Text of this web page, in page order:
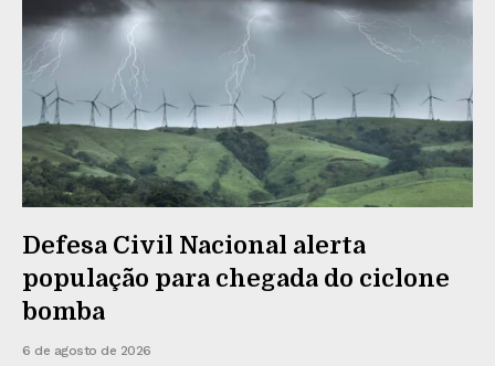
Defesa Civil Nacional alerta
população para chegada do ciclone
bomba
6 de agosto de 2026